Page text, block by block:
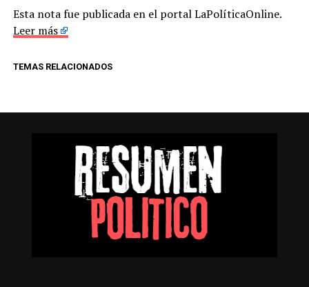
Esta nota fue publicada en el portal LaPolíticaOnline.
Leer más
TEMAS RELACIONADOS